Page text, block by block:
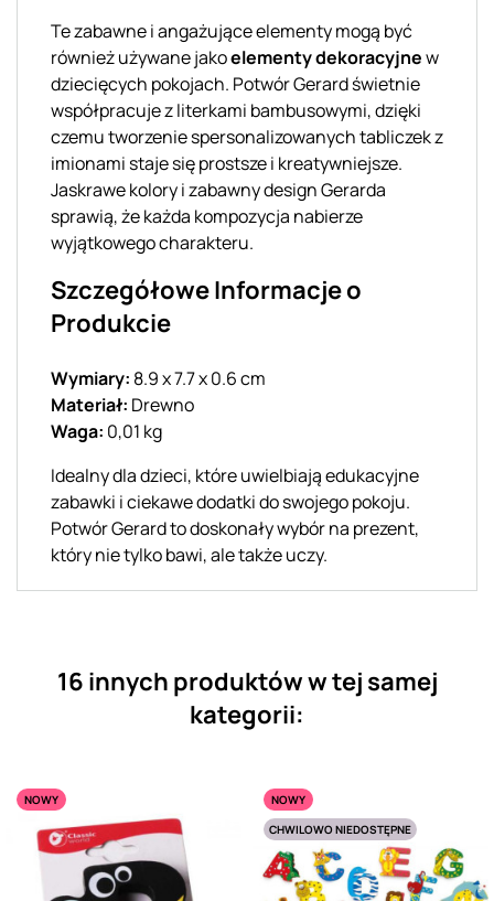
Te zabawne i angażujące elementy mogą być
również używane jakoelementy dekoracyjnew
dziecięcych pokojach. Potwór Gerard świetnie
współpracuje z literkami bambusowymi, dzięki
czemu tworzenie spersonalizowanych tabliczek z
imionami staje się prostsze i kreatywniejsze.
Jaskrawe kolory i zabawny design Gerarda
sprawią, że każda kompozycja nabierze
wyjątkowego charakteru.
Szczegółowe Informacje o
Produkcie
Wymiary: 8.9 x 7.7 x 0.6 cm
Materiał: Drewno
Waga: 0,01 kg
Idealny dla dzieci, które uwielbiają edukacyjne
zabawki i ciekawe dodatki do swojego pokoju.
Potwór Gerard to doskonały wybór na prezent,
który nie tylko bawi, ale także uczy.
16 innych produktów w tej samej
kategorii:
NOWY
NOWY
CHWILOWO NIEDOSTĘPNE